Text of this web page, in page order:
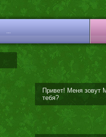
Привет! Меня зовут
тебя?